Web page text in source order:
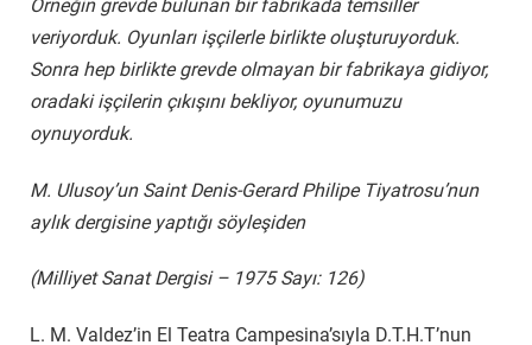
Örneğin grevde bulunan bir fabrikada temsiller
veriyorduk. Oyunları işçilerle birlikte oluşturuyorduk.
Sonra hep birlikte grevde olmayan bir fabrikaya gidiyor,
oradaki işçilerin çıkışını bekliyor, oyunumuzu
oynuyorduk.
M. Ulusoy’un Saint Denis-Gerard Philipe Tiyatrosu’nun
aylık dergisine yaptığı söyleşiden
(Milliyet Sanat Dergisi – 1975 Sayı: 126)
L. M. Valdez’in El Teatra Campesina’sıyla D.T.H.T’nun